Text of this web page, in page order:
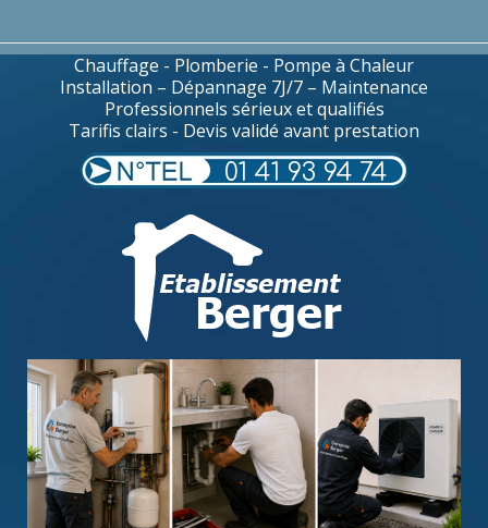
Chauffage - Plomberie - Pompe à Chaleur
Installation – Dépannage 7J/7 – Maintenance
Professionnels sérieux et qualifiés
Tarifis clairs - Devis validé avant prestation
01 41 93 94 74